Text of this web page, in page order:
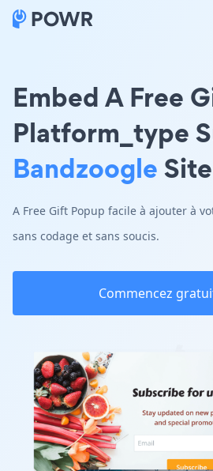
Embed A Free
Platform_type
Bandzoogle
A Free Gift Popup facile à ajouter à
sans codage et sans soucis.
Commencez